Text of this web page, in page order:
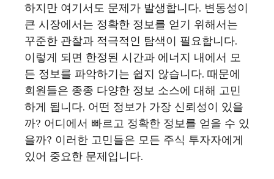
하지만 여기서도 문제가 발생합니다. 변동성이
큰 시장에서는 정확한 정보를 얻기 위해서는
꾸준한 관찰과 적극적인 탐색이 필요합니다.
이렇게 되면 한정된 시간과 에너지 내에서 모
든 정보를 파악하기는 쉽지 않습니다. 때문에
회원들은 종종 다양한 정보 소스에 대해 고민
하게 됩니다. 어떤 정보가 가장 신뢰성이 있을
까? 어디에서 빠르고 정확한 정보를 얻을 수 있
을까? 이러한 고민들은 모든 주식 투자자에게
있어 중요한 문제입니다.